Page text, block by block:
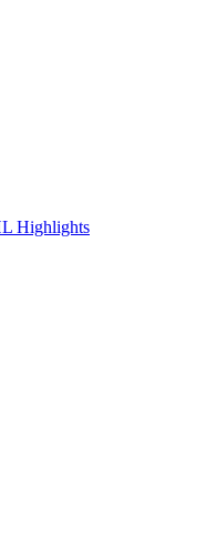
Highlights